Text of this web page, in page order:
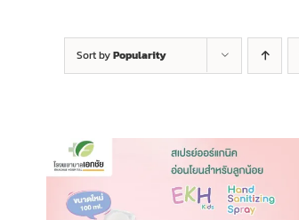
Sort byPopularity